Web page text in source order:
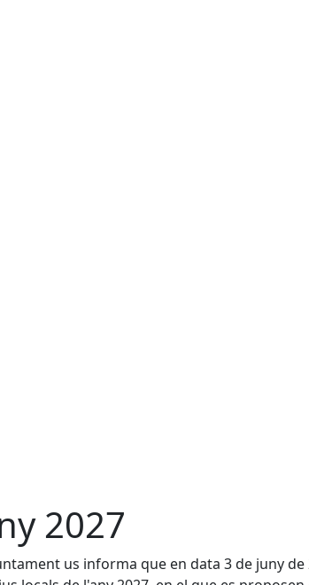
2027
us informa que en data 3 de juny de